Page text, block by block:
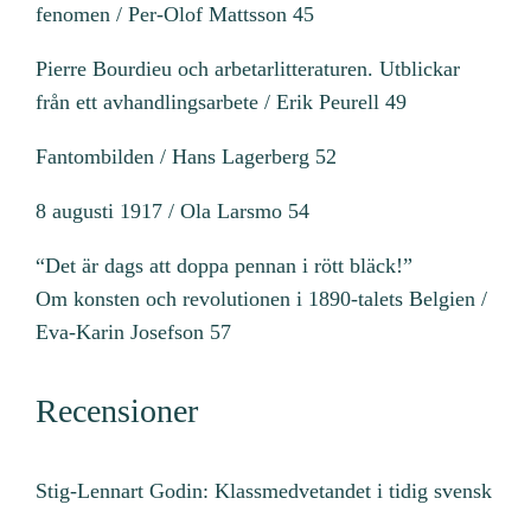
fenomen / Per-Olof Mattsson 45
Pierre Bourdieu och arbetarlitteraturen. Utblickar
från ett avhandlingsarbete / Erik Peurell 49
Fantombilden / Hans Lagerberg 52
8 augusti 1917 / Ola Larsmo 54
“Det är dags att doppa pennan i rött bläck!”
Om konsten och revolutionen i 1890-talets Belgien /
Eva-Karin Josefson 57
Recensioner
Stig-Lennart Godin: Klassmedvetandet i tidig svensk